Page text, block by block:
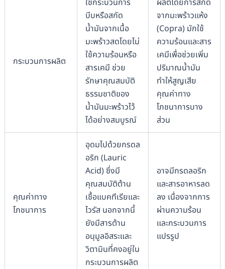
กระบวนการผลิต
บีบหรือสกัด
น้ำมันจากเนื้อ
มะพร้าวสดโดยไม่
ใช้ความร้อนหรือ
สารเคมี ช่วย
รักษาคุณสมบัติ
ธรรมชาติของ
น้ำมันมะพร้าวไว้
ได้อย่างสมบูรณ์
จากมะพร้าวแห้ง
(Copra) มักใช้
ความร้อนและสาร
เคมีเพื่อช่วยเพิ่ม
ปริมาณน้ำมัน
ทำให้สูญเสีย
คุณค่าทาง
โภชนาการบาง
ส่วน
คุณค่าทาง
โภชนาการ
อุดมไปด้วยกรดล
อริก (Lauric
Acid) ซึ่งมี
คุณสมบัติต้าน
เชื้อแบคทีเรียและ
ไวรัส นอกจากนี้
ยังมีสารต้าน
อนุมูลอิสระและ
วิตามินที่คงอยู่ใน
กระบวนการผลิต
อาจมีกรดลอริก
และสารอาหารลด
ลง เนื่องจากการ
ผ่านความร้อน
และกระบวนการ
แปรรูป